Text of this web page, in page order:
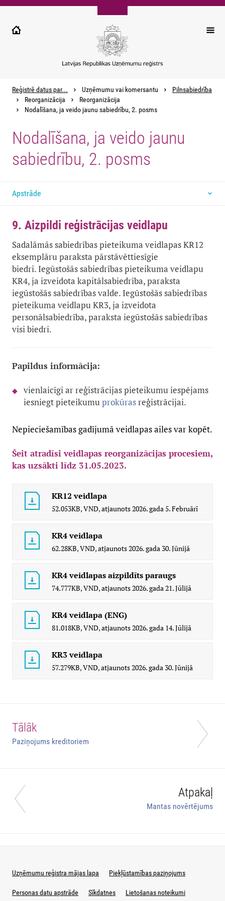
Pārlekt
galveno
Reģistrē datus par... Uzņēmumu vai komersantu
Pilnsabiedrība
Reorganizācija
Reorganizācija
Nodalīšana, ja veido jaunu sabiedrību, 2. posms
Nodalīšana, ja veido jaunu
sabiedrību, 2. posms
Apstrāde
9. Aizpildi reģistrācijas veidlapu
Sadalāmās sabiedrības pieteikuma veidlapas KR12
eksemplāru paraksta pārstāvēttiesīgie
biedri. Iegūstošās sabiedrības pieteikuma veidlapu
KR4, ja izveidota kapitālsabiedrība, paraksta
iegūstošās sabiedrības valde. Iegūstošās sabiedrības
pieteikuma veidlapu KR3, ja izveidota
personālsabiedrība, paraksta iegūstošās sabiedrības
visi biedri.
Papildus informācija:
vienlaicīgi ar reģistrācijas pieteikumu iespējams
iesniegt pieteikumuprokūrasreģistrācijai.
Nepieciešamības gadījumā veidlapas ailes var kopēt.
Šeit atradīsi veidlapas reorganizācijas procesiem,
kas uzsākti līdz 31.05.2023.
KR12 veidlapa
52.053KB,VND,atjaunots2026. gada 5. Februārī
KR4 veidlapa
62.28KB,VND,atjaunots2026. gada 30. Jūnijā
KR4 veidlapas aizpildīts paraugs
74.777KB,VND,atjaunots2026. gada 21. Jūlijā
KR4 veidlapa (ENG)
81.018KB,VND,atjaunots2026. gada 14. Jūlijā
KR3 veidlapa
57.279KB,VND,atjaunots2026. gada 30. Jūnijā
Tālāk
Paziņojums kreditoriem
Atpakaļ
Mantas novērtējums
Uzņēmumu reģistra mājas lapa Piekļūstamības paziņojums
Personas datu apstrāde Sīkdatnes Lietošanas noteikumi